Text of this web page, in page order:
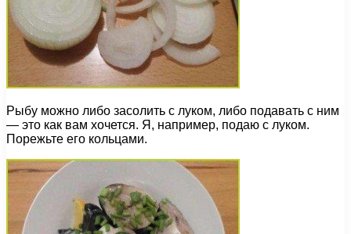
Рыбу можно либо засолить с луком, либо подавать с ним
— это как вам хочется. Я, например, подаю с луком.
Порежьте его кольцами.